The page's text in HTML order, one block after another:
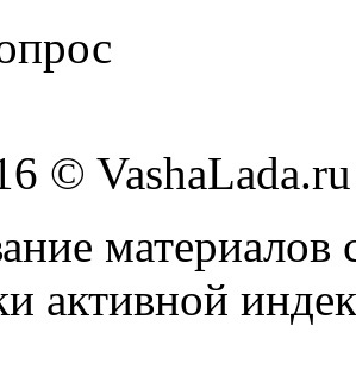
© VashaLada.ru
материалов
активной